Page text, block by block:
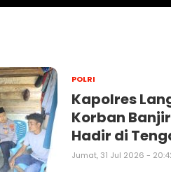
POLRI
Kapolres
Korban
Hadir di
Jumat, 31 Jul 2026 -